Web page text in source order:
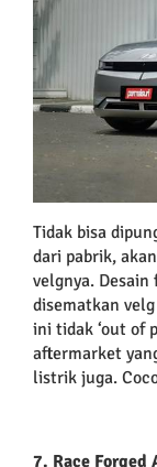
Tidak bisa
dari pabrik,
velgnya.
disematkan
ini tidak ‘out of
aftermarket
listrik juga.
7. Race Forged